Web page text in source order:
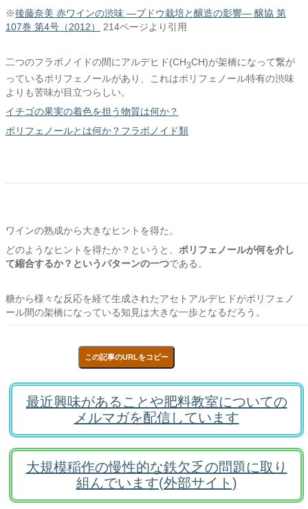
※後藤奈美 赤ワインの渋味 ―ブドウ栽培と醸造の影響― 醸協 第
107巻 第4号（2012）
214ページより引用
二つのフラボノイドの間にアルデヒド(CH3CH)が架橋になって繋が
っているポリフェノールがあり、これはポリフェノール特有の渋味
よりも苦味が目立つらしい。
イチゴの果実の着色を担う物質は何か？
ポリフェノールとは何か？フラボノイド類
ワインの熟成から大きなヒントを得た。
どのようなヒントを得たか？というと、 ポリフェノールが何を介し
て縮合するか？というパターンの一つである。
糖から様々な反応を経て生成されたアセトアルデヒドがポリフェノ
ール間の架橋になっている知見は大きな一歩となるだろう。
この記事のURLをコピー
最近興味があることや肥料教室についての
メルマガを配信しています
大規模稲作の慢性的な鉄欠乏の問題に取り
組んでいます(外部サイト)